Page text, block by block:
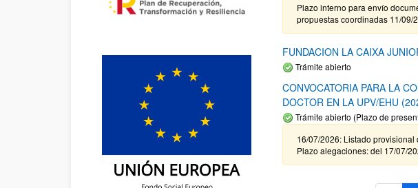
Plazo interno para envío
propuestas coordinadas 11/09/
FUNDACION LA CAIXA
Trámite abierto
CONVOCATORIA PARA LA
DOCTOR EN LA UPV/EHU
Trámite abierto (Plazo de
16/07/2026: Listado
Plazo alegaciones: del 17/07/